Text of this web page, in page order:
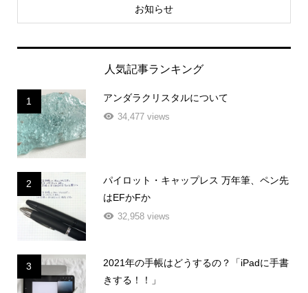
お知らせ
人気記事ランキング
1 アンダラクリスタルについて
34,477 views
2
パイロット・キャップレス 万年筆、ペン先
はEFかFか
32,958 views
3
2021年の手帳はどうするの？「iPadに手書
きする！！」